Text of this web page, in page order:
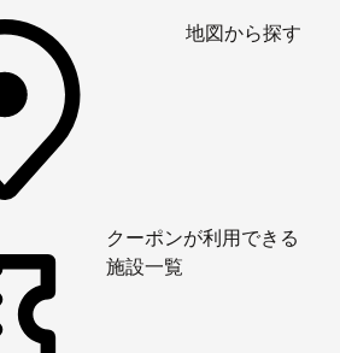
地図から探す
クーポンが利用できる
施設一覧